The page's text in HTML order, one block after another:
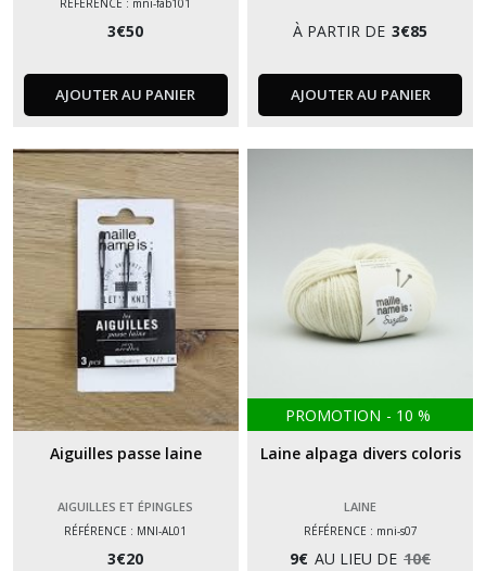
RÉFÉRENCE : mni-fab101
3€50
AJOUTER AU PANIER
À PARTIR DE 3€85
AJOUTER AU PANIER
Aiguilles passe laine
AIGUILLES ET ÉPINGLES
RÉFÉRENCE : MNI-AL01
3€20
PROMOTION - 10 %
Laine alpaga divers coloris
LAINE
RÉFÉRENCE : mni-s07
9€ AU LIEU DE 10€